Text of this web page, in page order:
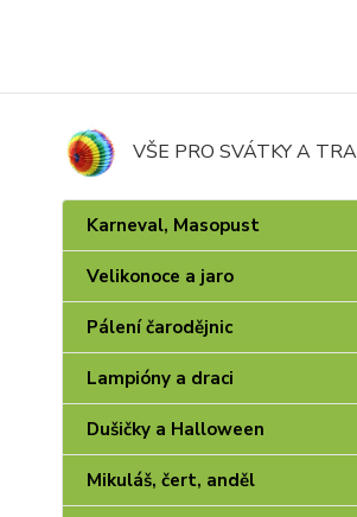
VŠE PRO SVÁTKY A
Karneval, Masopust
Velikonoce a jaro
Pálení čarodějnic
Lampióny a draci
Dušičky a Halloween
Mikuláš, čert, anděl